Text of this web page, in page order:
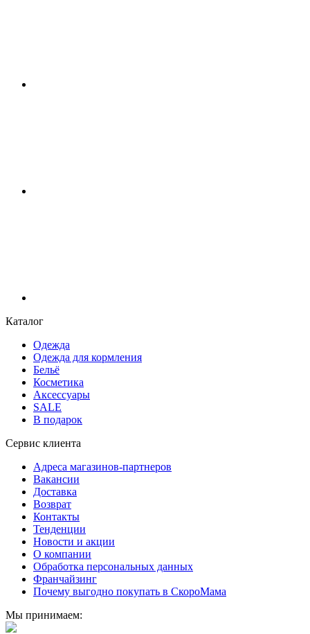
Каталог
Одежда
Одежда для кормления
Бельё
Косметика
Аксессуары
SALE
В подарок
Сервис клиента
Адреса магазинов-партнеров
Вакансии
Доставка
Возврат
Контакты
Тенденции
Новости и акции
О компании
Обработка персональных данных
Франчайзинг
Почему выгодно покупать в СкороМама
Мы принимаем: